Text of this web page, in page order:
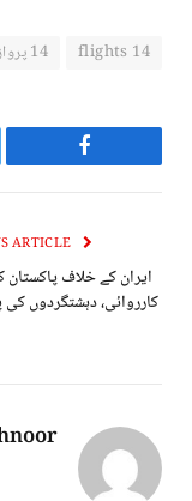
14 flights 14 پروازیں
Facebook
ایران کے خلاف
کارروائی، دہشتگردوں کی